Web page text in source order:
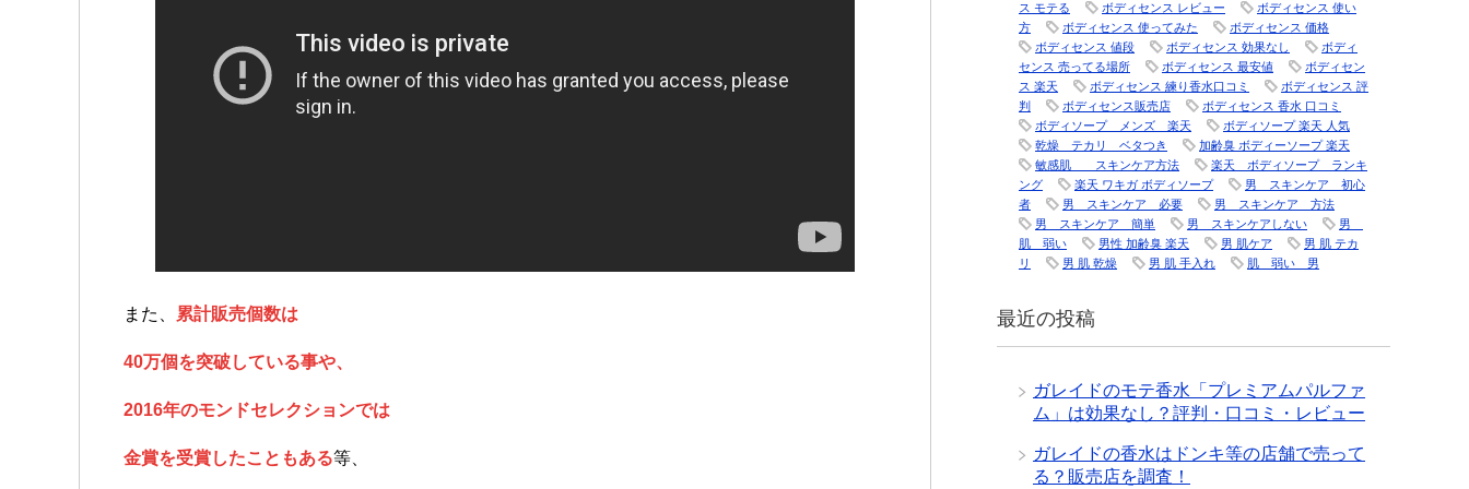
また、 累計販売個数は
40万個を突破している事や、
2016年のモンドセレクションでは
金賞を受賞したこともある等、
ス モテる ボディセンス レビュー
ボディセンス 使い
方
ボディセンス 使ってみた
ボディセンス 価格
ボディセンス 値段
ボディセンス 効果なし
ボディ
センス 売ってる場所
ボディセンス 最安値
ボディセン
ス 楽天
ボディセンス 練り香水口コミ
ボディセンス 評
判
ボディセンス販売店
ボディセンス 香水 口コミ
ボディソープ メンズ 楽天
ボディソープ 楽天 人気
乾燥 テカリ ベタつき
加齢臭 ボディーソープ 楽天
敏感肌 スキンケア方法
楽天 ボディソープ ランキ
ング
楽天 ワキガ ボディソープ
男 スキンケア 初心
者
男 スキンケア 必要
男 スキンケア 方法
男 スキンケア 簡単
男 スキンケアしない
男
肌 弱い
男性 加齢臭 楽天 男 肌ケア
男 肌 テカ
リ
男 肌 乾燥 男 肌 手入れ 肌 弱い 男
最近の投稿
ガレイドのモテ香水「プレミアムパルファ
ム」は効果なし？評判・口コミ・レビュー
ガレイドの香水はドンキ等の店舗で売って
る？販売店を調査！